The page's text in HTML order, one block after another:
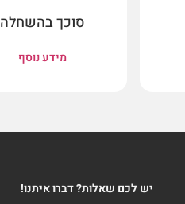
סוכך בהשחלה
מידע נוסף
יש לכם שאלות? דברו איתנו!